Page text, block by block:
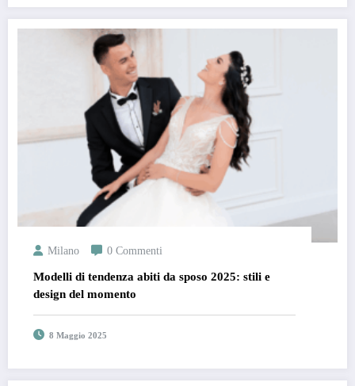
Milano 0 Commenti
Modelli di tendenza abiti da sposo 2025: stili e
design del momento
8 Maggio 2025